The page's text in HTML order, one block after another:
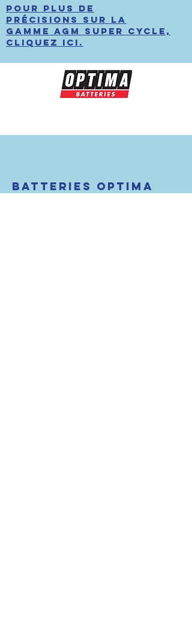
POUR PLUS DE
PRÉCISIONS SUR La
GAMME AGM SUPER CYCLE,
cliquez ici.
BATTERIES OPTIMA